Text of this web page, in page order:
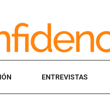
ENTREVISTAS